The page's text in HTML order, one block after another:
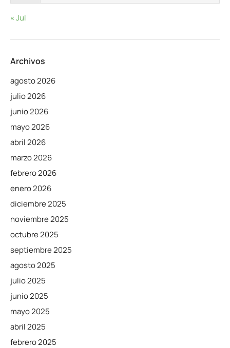
« Jul
Archivos
agosto 2026
julio 2026
junio 2026
mayo 2026
abril 2026
marzo 2026
febrero 2026
enero 2026
diciembre 2025
noviembre 2025
octubre 2025
septiembre 2025
agosto 2025
julio 2025
junio 2025
mayo 2025
abril 2025
febrero 2025